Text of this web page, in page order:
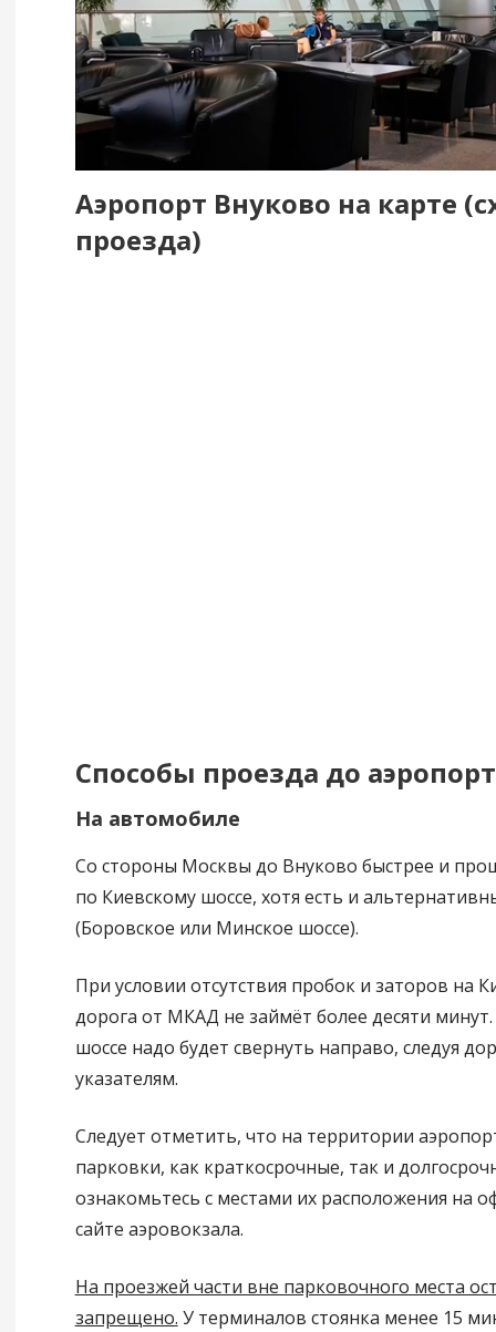
Аэропорт Внуково на карте
проезда)
Способы проезда до
На автомобиле
Со стороны Москвы до Внуково быстрее и
по Киевскому шоссе, хотя есть и
(Боровское или Минское шоссе).
При условии отсутствия пробок и заторов на
дорога от МКАД не займёт более десяти минут.
шоссе надо будет свернуть направо, следуя
указателям.
Следует отметить, что на территории
парковки, как краткосрочные, так и
ознакомьтесь с местами их расположения на
сайте аэровокзала.
На проезжей части вне парковочного места
запрещено. У терминалов стоянка менее 15